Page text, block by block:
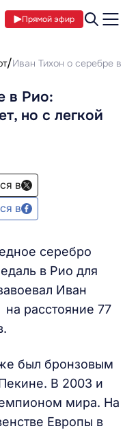
Прямой эфир
Иван Тихон о серебре в
в Рио:
но с легкой
в
в
серебро
в Рио для
Иван
расстояние 77
был бронзовым
В 2003 и
мира. На
Европы в